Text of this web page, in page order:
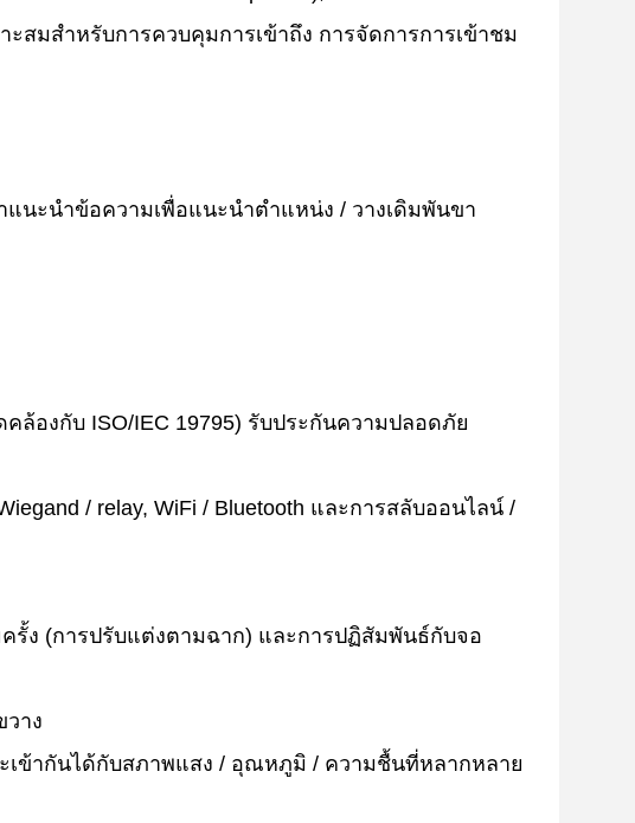
สมสําหรับการควบคุมการเข้าถึง การจัดการการเข้าชม
แนะนําข้อความเพื่อแนะนําตําแหน่ง / วางเดิมพันขา
ล้องกับ ISO/IEC 19795) รับประกันความปลอดภัย
/ relay, WiFi / Bluetooth และการสลับออนไลน์ /
รั้ง (การปรับแต่งตามฉาก) และการปฏิสัมพันธ์กับจอ
าง
เข้ากันได้กับสภาพแสง / อุณหภูมิ / ความชื้นที่หลากหลาย